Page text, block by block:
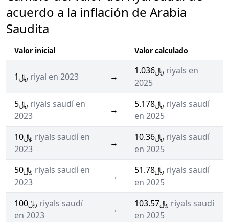
acuerdo a la inflación de Arabia
Saudita
Valor inicial Valor calculado
riyal en 2023 →
riyals en
2025
riyals saudí en
2023
→
riyals saudí
en 2025
riyals saudí en
2023
→
riyals saudí
en 2025
riyals saudí en
2023
→
riyals saudí
en 2025
riyals saudí
en 2023
→
riyals saudí
en 2025